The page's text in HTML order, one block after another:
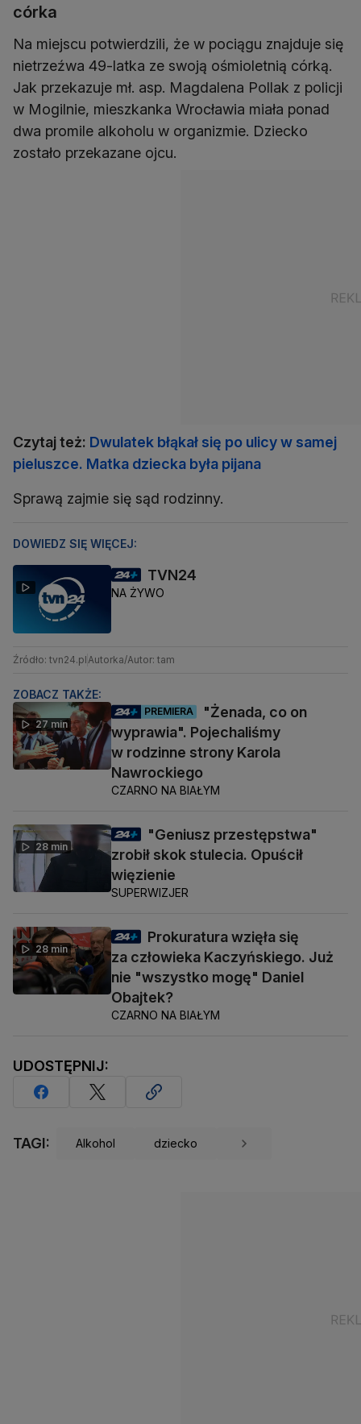
córka
Na miejscu potwierdzili, że w pociągu znajduje się
nietrzeźwa 49-latka ze swoją ośmioletnią córką.
Jak przekazuje mł. asp. Magdalena Pollak z policji
w Mogilnie, mieszkanka Wrocławia miała ponad
dwa promile alkoholu w organizmie. Dziecko
zostało przekazane ojcu.
Czytaj też: Dwulatek błąkał się po ulicy w samej
pieluszce. Matka dziecka była pijana
Sprawą zajmie się sąd rodzinny.
DOWIEDZ SIĘ WIĘCEJ:
TVN24
NA ŻYWO
Źródło: tvn24.pl Autorka/Autor: tam
ZOBACZ TAKŻE:
27 min
PREMIERA
"Żenada, co on
wyprawia". Pojechaliśmy
w rodzinne strony Karola
Nawrockiego
CZARNO NA BIAŁYM
28 min
"Geniusz przestępstwa"
zrobił skok stulecia. Opuścił
więzienie
SUPERWIZJER
28 min
Prokuratura wzięła się
za człowieka Kaczyńskiego. Już
nie "wszystko mogę" Daniel
Obajtek?
CZARNO NA BIAŁYM
UDOSTĘPNIJ:
TAGI: Alkohol dziecko